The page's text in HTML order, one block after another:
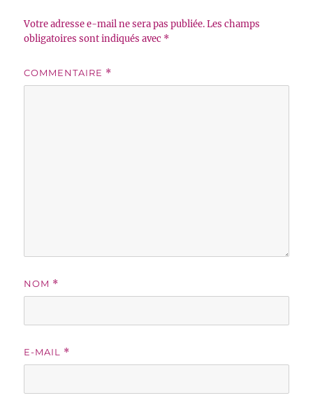
Votre adresse e-mail ne sera pas publiée. Les champs
obligatoires sont indiqués avec *
COMMENTAIRE *
NOM *
E-MAIL *